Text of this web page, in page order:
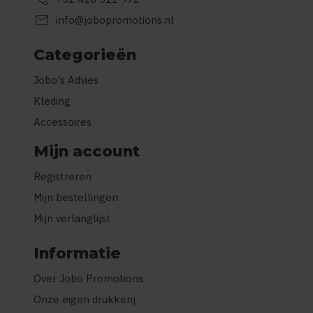
mail info@jobopromotions.nl
Categorieën
Jobo's Advies
Kleding
Accessoires
Mijn account
Registreren
Mijn bestellingen
Mijn verlanglijst
Informatie
Over Jobo Promotions
Onze eigen drukkerij